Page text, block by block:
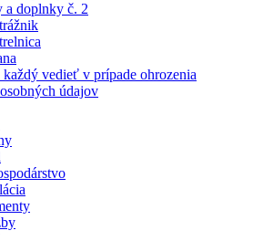
a doplnky č. 2
každý vedieť v prípade ohrozenia
údajov